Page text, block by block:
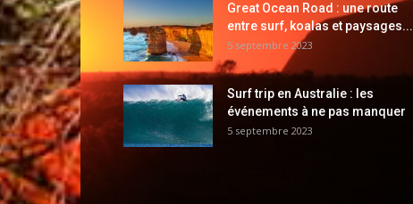
Great Ocean Road : une route
entre surf, koalas et paysages...
5 septembre 2023
Surf trip en Australie : les
événements à ne pas manquer
5 septembre 2023